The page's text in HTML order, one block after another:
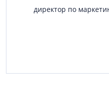
директор по